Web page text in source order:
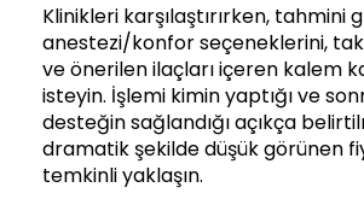
Klinikleri karşılaştırırken, tahmini
anestezi/konfor seçeneklerini,
ve önerilen ilaçları içeren kalem
isteyin. İşlemi kimin yaptığı ve
desteğin sağlandığı açıkça
dramatik şekilde düşük görünen
temkinli yaklaşın.